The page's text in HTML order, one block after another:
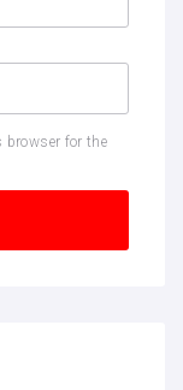
browser for the